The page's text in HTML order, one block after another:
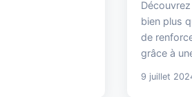
bien plus
de
grâce à
9 juillet